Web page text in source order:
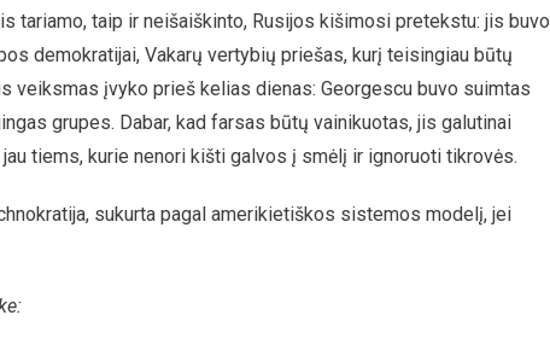
tariamo, taip ir neišaiškinto, Rusijos kišimosi pretekstu: jis buvo
demokratijai, Vakarų vertybių priešas, kurį teisingiau būtų
veiksmas įvyko prieš kelias dienas: Georgescu buvo suimtas
grupes. Dabar, kad farsas būtų vainikuotas, jis galutinai
tiems, kurie nenori kišti galvos į smėlį ir ignoruoti tikrovės.
sukurta pagal amerikietiškos sistemos modelį, jei